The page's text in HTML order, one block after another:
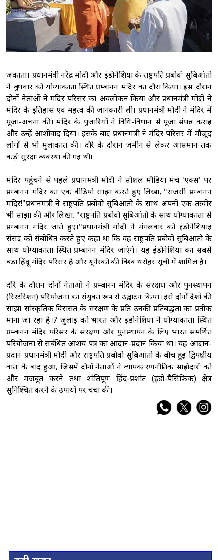
दावा : निगरानी की कमी बनी नीट पेपर लीक की वजह,
विशेषज्ञों की जांच और तलाशी नहीं हुई
मोहन
भागवत के 'जेन-जी' वाले बयान पर भाजपा सांसद बोले,
छात्र अब विपक्ष के बहकावे में नहीं आने
अभय तिवारी के ससुर को लिया हिरासत में, रिश्तेदारों की
संपत्तियों की जांच शुरू
कांग्रेस सांसदों ने एनडीए
सरकार पर युवाओं को गुमराह करने का लगाया
आरोप
जकार्ता। प्रधानमंत्री नरेंद्र मोदी और इंडोनेशिया के राष्ट्रपति प्रबोवो सुबिआंतो
ने बुधवार को योग्याकार्ता स्थित प्रम्बानन मंदिर का दौरा किया। इस दौरान
दोनों नेताओं ने मंदिर परिसर का अवलोकन किया और प्रधानमंत्री मोदी ने
मंदिर के इतिहास एवं महत्व की जानकारी ली। प्रधानमंत्री मोदी ने मंदिर में
पूजा-अर्चना की। मंदिर के पुजारियों ने विधि-विधान से पूजा संपन्न कराई
और उन्हें आशीर्वाद दिया। इसके बाद प्रधानमंत्री ने मंदिर परिसर में मौजूद
लोगों से भी मुलाकात की। दौरे के दौरान जमीन से लेकर आसमान तक
कड़ी सुरक्षा व्यवस्था की गई थी।
मंदिर पहुंचने से पहले प्रधानमंत्री मोदी ने सोशल मीडिया मंच 'एक्स' पर
प्रम्बानन मंदिर का एक वीडियो साझा करते हुए लिखा, "राजसी प्रम्बानन
मंदिर!"प्रधानमंत्री ने राष्ट्रपति प्रबोवो सुबिआंतो के साथ अपनी एक तस्वीर
भी साझा की और लिखा, "राष्ट्रपति प्रबोवो सुबिआंतो के साथ योग्याकार्ता से
प्रम्बानन मंदिर जाते हुए।"प्रधानमंत्री मोदी ने मंगलवार को इंडोनेशियाई
संसद को संबोधित करते हुए कहा था कि वह राष्ट्रपति प्रबोवो सुबिआंतो के
साथ योग्याकार्ता स्थित प्रम्बानन मंदिर जाएंगे। यह इंडोनेशिया का सबसे
बड़ा हिंदू मंदिर परिसर है और यूनेस्को की विश्व धरोहर सूची में शामिल है।
दौरे के दौरान दोनों नेताओं ने प्रम्बानन मंदिर के संरक्षण और पुनर्स्थापन
(रिस्टोरेशन) परियोजना का संयुक्त रूप से उद्घाटन किया। इसे दोनों देशों की
साझा सांस्कृतिक विरासत के संरक्षण के प्रति उनकी प्रतिबद्धता का प्रतीक
माना जा रहा है।7 जुलाई को भारत और इंडोनेशिया ने योग्याकार्ता स्थित
प्रम्बानन मंदिर परिसर के संरक्षण और पुनर्स्थापन के लिए भारत समर्थित
परियोजना से संबंधित आशय पत्र का आदान-प्रदान किया था। यह आदान-
प्रदान प्रधानमंत्री मोदी और राष्ट्रपति प्रबोवो सुबिआंतो के बीच हुई द्विपक्षीय
वार्ता के बाद हुआ, जिसमें दोनों नेताओं ने व्यापक रणनीतिक साझेदारी को
और मजबूत करने तथा शांतिपूर्ण हिंद-प्रशांत (इंडो-पैसिफिक) क्षेत्र
सुनिश्चित करने के उपायों पर चर्चा की।